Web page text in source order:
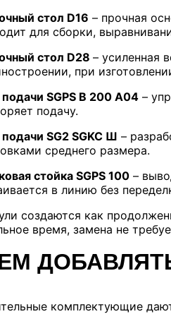
стол D16 – прочная
для сборки,
стол D28 – усиленная
при
SGPS B 200 A04–
подачу.
SG2 SGKC Ш –
среднего размера.
стойка SGPS 100–
в линию без
создаются как
время, замена не
комплектующие